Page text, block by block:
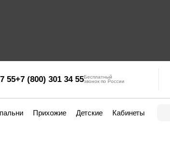
55+7 (800) 301 34 55Бесплатный
звонок по России
Прихожие Детские Кабинеты